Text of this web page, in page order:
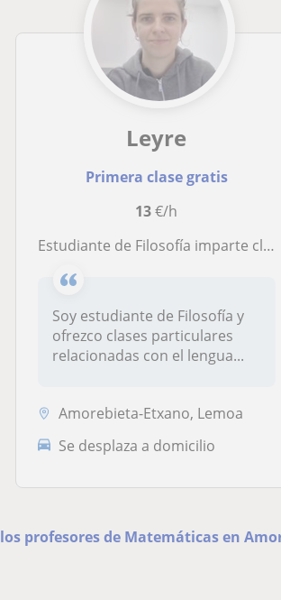
Leyre
Primera clase gratis
13€/h
Estudiante de Filosofía imparte clases de bachillerato (principalmente Lengua y Literatura, Historia de España y Filosofía)
Soy estudiante de Filosofía y
ofrezco clases particulares
relacionadas con el lengua...
Amorebieta-Etxano, Lemoa
Se desplaza a domicilio
profesores de Matemáticas en